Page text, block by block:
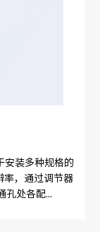
安装多种规格的
率，通过调节器
孔处各配...